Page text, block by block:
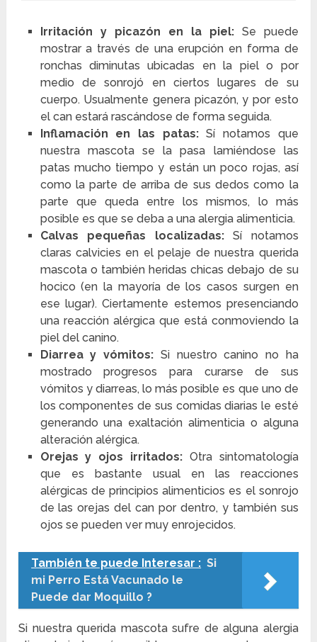
Irritación y picazón en la piel: Se puede
mostrar a través de una erupción en forma de
ronchas diminutas ubicadas en la piel o por
medio de sonrojó en ciertos lugares de su
cuerpo. Usualmente genera picazón, y por esto
el can estará rascándose de forma seguida.
Inflamación en las patas:Sí notamos que
nuestra mascota se la pasa lamiéndose las
patas mucho tiempo y están un poco rojas, así
como la parte de arriba de sus dedos como la
parte que queda entre los mismos, lo más
posible es que se deba a una alergia alimenticia.
Calvas pequeñas localizadas:Sí notamos
claras calvicies en el pelaje de nuestra querida
mascota o también heridas chicas debajo de su
hocico (en la mayoría de los casos surgen en
ese lugar). Ciertamente estemos presenciando
una reacción alérgica que está conmoviendo la
piel del canino.
Diarrea y vómitos: Si nuestro canino no ha
mostrado progresos para curarse de sus
vómitos y diarreas, lo más posible es que uno de
los componentes de sus comidas diarias le esté
generando una exaltación alimenticia o alguna
alteración alérgica.
Orejas y ojos irritados: Otra sintomatología
que es bastante usual en las reacciones
alérgicas de principios alimenticios es el sonrojo
de las orejas del can por dentro, y también sus
ojos se pueden ver muy enrojecidos.
También te puede Interesar : Si
mi Perro Está Vacunado le
Puede dar Moquillo ?
Si nuestra querida mascota sufre de alguna alergia